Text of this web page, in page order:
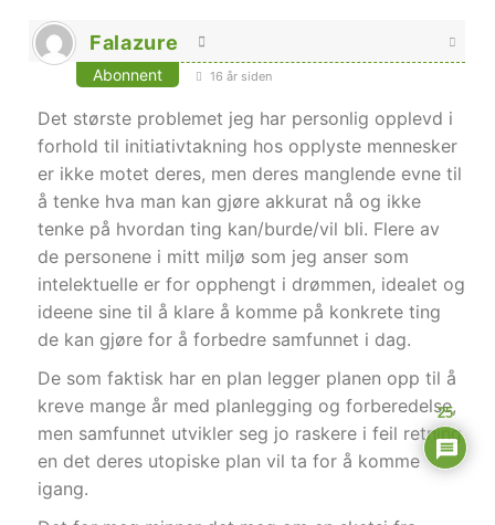
Falazure
Abonnent 16 år siden
Det største problemet jeg har personlig opplevd i
forhold til initiativtakning hos opplyste mennesker
er ikke motet deres, men deres manglende evne til
å tenke hva man kan gjøre akkurat nå og ikke
tenke på hvordan ting kan/burde/vil bli. Flere av
de personene i mitt miljø som jeg anser som
intelektuelle er for opphengt i drømmen, idealet og
ideene sine til å klare å komme på konkrete ting
de kan gjøre for å forbedre samfunnet i dag.
De som faktisk har en plan legger planen opp til å
kreve mange år med planlegging og forberedelse,
men samfunnet utvikler seg jo raskere i feil retning
en det deres utopiske plan vil ta for å komme
igang.
25